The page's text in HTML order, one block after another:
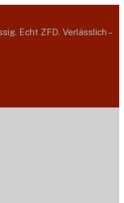
Echt ZFD. Verlässlich –